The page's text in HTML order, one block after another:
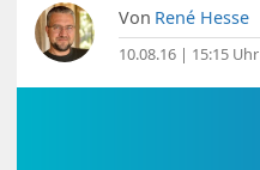
Von René Hesse
10.08.16 | 15:15 Uhr